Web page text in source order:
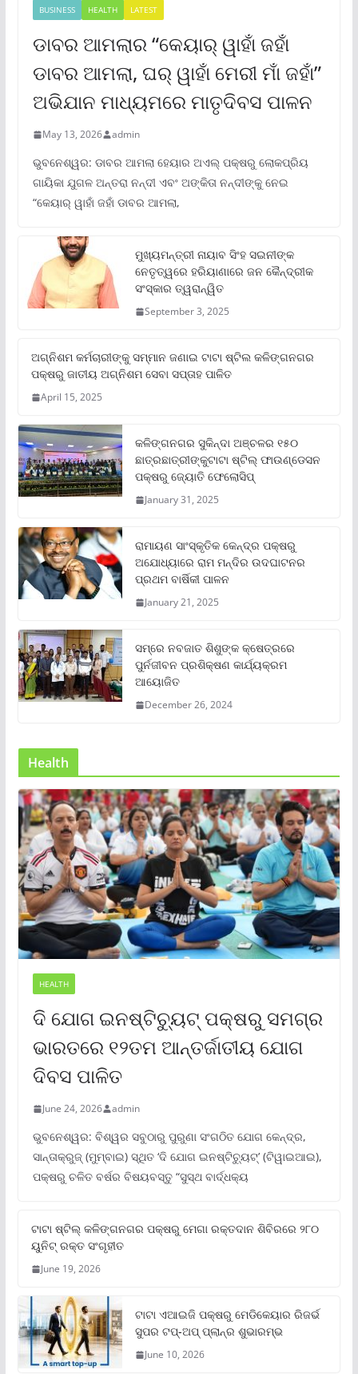
BUSINESS HEALTH LATEST
ଡାବର ଆମଲାର “କେୟାର୍ ୱାହାଁ ଜହାଁ
ଡାବର ଆମଲା, ଘର୍ ୱାହାଁ ମେରୀ ମାଁ ଜହାଁ”
ଅଭିଯାନ ମାଧ୍ୟମରେ ମାତୃଦିବସ ପାଳନ
May 13, 2026 admin
ଭୁବନେଶ୍ୱର: ଡାବର ଆମଲା ହେୟାର ଅଏଲ୍ ପକ୍ଷରୁ ଲୋକପ୍ରିୟ
ଗାୟିକା ଯୁଗଳ ଅନ୍ତରା ନନ୍ଦୀ ଏବଂ ଅଙ୍କିତା ନନ୍ଦୀଙ୍କୁ ନେଇ
“କେୟାର୍ ୱାହାଁ ଜହାଁ ଡାବର ଆମଲା,
ମୁଖ୍ୟମନ୍ତ୍ରୀ ନାୟାବ ସିଂହ ସଇନୀଙ୍କ
ନେତୃତ୍ୱରେ ହରିୟାଣାରେ ଜନ କୈନ୍ଦ୍ରୀକ
ସଂସ୍କାର ତ୍ୱରାନ୍ୱିତ
September 3, 2025
ଅଗ୍ନିଶମ କର୍ମଚାରୀଙ୍କୁ ସମ୍ମାନ ଜଣାଇ ଟାଟା ଷ୍ଟିଲ କଳିଙ୍ଗନଗର
ପକ୍ଷରୁ ଜାତୀୟ ଅଗ୍ନିଶମ ସେବା ସପ୍ତାହ ପାଳିତ
April 15, 2025
କଳିଙ୍ଗନଗର ସୁକିନ୍ଦା ଅଞ୍ଚଳର ୧୫୦
ଛାତ୍ରଛାତ୍ରୀଙ୍କୁଟାଟା ଷ୍ଟିଲ୍ ଫାଉଣ୍ଡେସନ
ପକ୍ଷରୁ ଜ୍ୟୋତି ଫେଲୋସିପ୍‌
January 31, 2025
ରାମାୟଣ ସାଂସ୍କୃତିକ କେନ୍ଦ୍ର ପକ୍ଷରୁ
ଅଯୋଧ୍ୟାରେ ରାମ ମନ୍ଦିର ଉଦଘାଟନର
ପ୍ରଥମ ବାର୍ଷିକୀ ପାଳନ
January 21, 2025
ସମ୍‌ରେ ନବଜାତ ଶିଶୁଙ୍କ କ୍ଷେତ୍ରରେ
ପୁର୍ନଜୀବନ ପ୍ରଶିକ୍ଷଣ କାର୍ଯ୍ୟକ୍ରମ
ଆୟୋଜିତ
December 26, 2024
Health
HEALTH
ଦି ଯୋଗ ଇନଷ୍ଟିଚ୍ୟୁଟ୍ ପକ୍ଷରୁ ସମଗ୍ର
ଭାରତରେ ୧୨ତମ ଆନ୍ତର୍ଜାତୀୟ ଯୋଗ
ଦିବସ ପାଳିତ
June 24, 2026 admin
ଭୁବନେଶ୍ୱର: ବିଶ୍ୱର ସବୁଠାରୁ ପୁରୁଣା ସଂଗଠିତ ଯୋଗ କେନ୍ଦ୍ର,
ସାନ୍ତାକ୍ରୁଜ୍ (ମୁମ୍ବାଇ) ସ୍ଥିତ ‘ଦି ଯୋଗ ଇନଷ୍ଟିଚ୍ୟୁଟ୍‌’ (ଟିୱାଇଆଇ),
ପକ୍ଷରୁ ଚଳିତ ବର୍ଷର ବିଷୟବସ୍ତୁ “ସୁସ୍ଥ ବାର୍ଦ୍ଧକ୍ୟ
ଟାଟା ଷ୍ଟିଲ୍‌ କଳିଙ୍ଗନଗର ପକ୍ଷରୁ ମେଗା ରକ୍ତଦାନ ଶିବିରରେ ୨୮୦
ୟୁନିଟ୍‌ ରକ୍ତ ସଂଗୃହୀତ
June 19, 2026
ଟାଟା ଏଆଇଜି ପକ୍ଷରୁ ମେଡିକେୟାର ରିଜର୍ଭ
ସୁପର ଟପ୍‌-ଅପ୍ ପ୍ଲାନ୍‌ର ଶୁଭାରମ୍ଭ
June 10, 2026